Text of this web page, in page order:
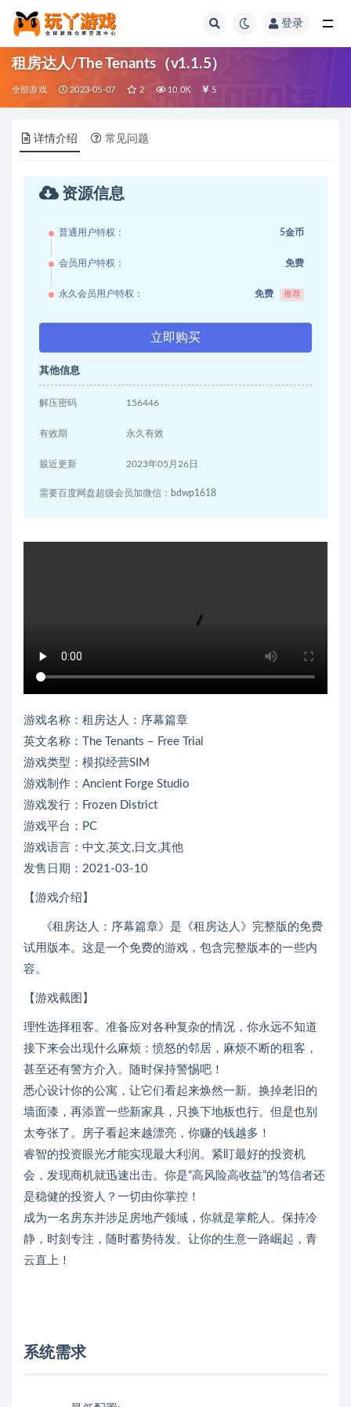
登录
租房达人/The Tenants（v1.1.5）
全部游戏 2023-05-07 2 10.0K 5
详情介绍 常见问题
资源信息
普通用户特权： 5金币
会员用户特权： 免费
永久会员用户特权： 免费 推荐
立即购买
其他信息
解压密码 156446
有效期 永久有效
最近更新 2023年05月26日
需要百度网盘超级会员加微信：bdwp1618
游戏名称：租房达人：序幕篇章
英文名称：The Tenants – Free Trial
游戏类型：模拟经营SIM
游戏制作：Ancient Forge Studio
游戏发行：Frozen District
游戏平台：PC
游戏语言：中文,英文,日文,其他
发售日期：2021-03-10
【游戏介绍】
《租房达人：序幕篇章》是《租房达人》完整版的免费
试用版本。这是一个免费的游戏，包含完整版本的一些内
容。
【游戏截图】
理性选择租客。准备应对各种复杂的情况，你永远不知道
接下来会出现什么麻烦：愤怒的邻居，麻烦不断的租客，
甚至还有警方介入。随时保持警惕吧！
悉心设计你的公寓，让它们看起来焕然一新。换掉老旧的
墙面漆，再添置一些新家具，只换下地板也行。但是也别
太夸张了。房子看起来越漂亮，你赚的钱越多！
睿智的投资眼光才能实现最大利润。紧盯最好的投资机
会，发现商机就迅速出击。你是“高风险高收益”的笃信者还
是稳健的投资人？一切由你掌控！
成为一名房东并涉足房地产领域，你就是掌舵人。保持冷
静，时刻专注，随时蓄势待发。让你的生意一路崛起，青
云直上！
系统需求